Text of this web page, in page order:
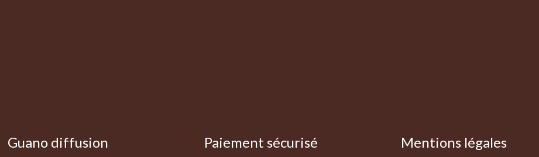
Guano diffusion Paiement sécurisé Mentions légales